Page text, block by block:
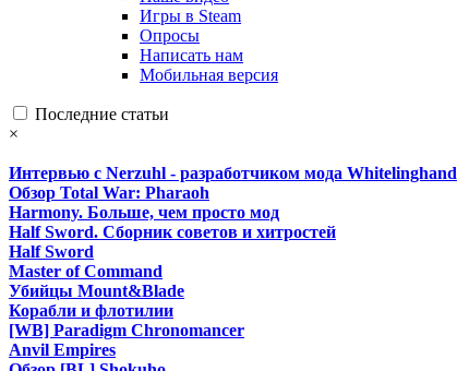
Игры в Steam
Опросы
Написать нам
Мобильная версия
Последние статьи
×
Интервью с Nerzuhl - разработчиком мода Whitelinghand
Обзор Total War: Pharaoh
Harmony. Больше, чем просто мод
Half Sword. Сборник советов и хитростей
Half Sword
Master of Command
Убийцы Mount&Blade
Корабли и флотилии
[WB] Paradigm Chronomancer
Anvil Empires